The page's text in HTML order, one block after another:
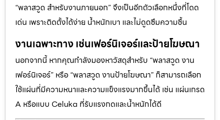
“พลาสวูด สำหรับงานภายนอก” จึงเป็นอีกตัวเลือกหนึ่งที่โดด
เด่น เพราะติดตั้งได้ง่าย น้ำหนักเบา และไม่ดูดซึมความชื้น
งานเฉพาะทาง เช่นเฟอร์นิเจอร์และป้ายโฆษณา
นอกจากนี้ หากคุณกำลังมองหาวัสดุสำหรับ “พลาสวูด งาน
เฟอร์นิเจอร์” หรือ “พลาสวูด งานป้ายโฆษณา” ก็สามารถเลือก
ใช้แผ่นที่มีความหนาและความแข็งแรงมากขึ้นได้ เช่น แผ่นเกรด
A หรือแบบ Celuka ที่รับแรงกดและน้ำหนักได้ดี